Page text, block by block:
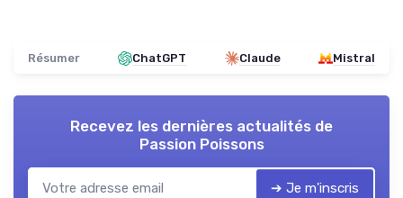
Résumer ChatGPT Claude Mistral
Recevez les dernières actualités de
Passion Poissons
➔ Je m'inscris